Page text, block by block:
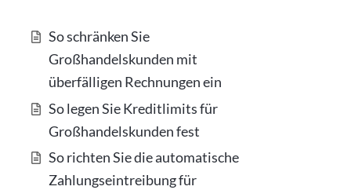
So schränken Sie
Großhandelskunden mit
überfälligen Rechnungen ein
So legen Sie Kreditlimits für
Großhandelskunden fest
So richten Sie die automatische
Zahlungseintreibung für